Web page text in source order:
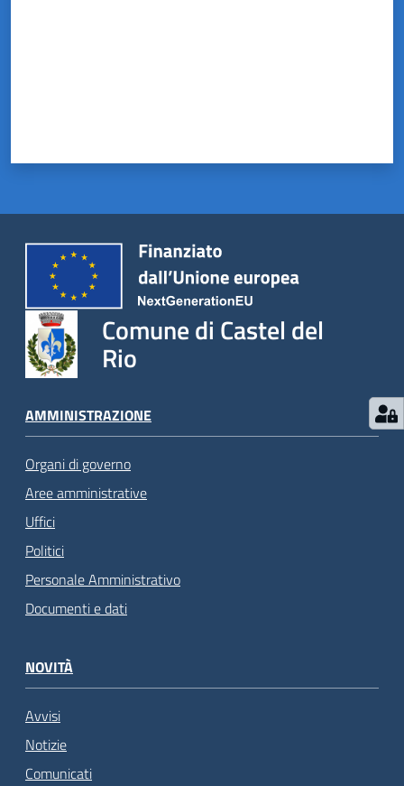
Comune di Castel del
Rio
AMMINISTRAZIONE
Organi di governo
Aree amministrative
Uffici
Politici
Personale Amministrativo
Documenti e dati
NOVITÀ
Avvisi
Notizie
Comunicati